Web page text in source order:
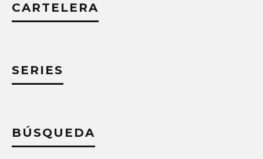
CARTELERA
SERIES
BÚSQUEDA